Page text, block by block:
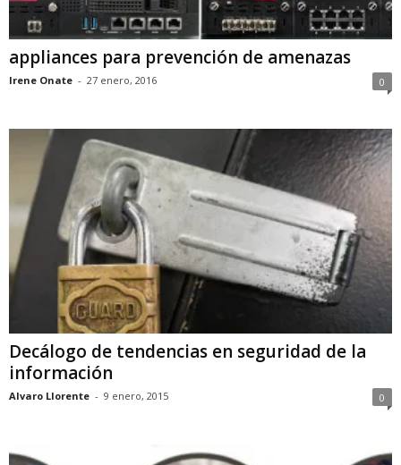
appliances para prevención de amenazas
Irene Onate - 27 enero, 2016 0
Decálogo de tendencias en seguridad de la
información
Alvaro Llorente - 9 enero, 2015 0